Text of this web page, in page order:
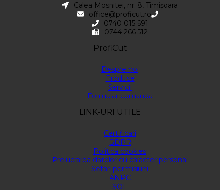
Calea Mosnitei, nr. 8, Timișoara
office@proficut.ro
0740 015 691
0744 266 512
ProfiCut
Despre noi
Produse
Servicii
Formular comanda
LINK-URI UTILE
Certificari
GDPR
Politica cookies
Prelucrarea datelor cu caracter personal
Setari permisiuni
ANPC
SOL